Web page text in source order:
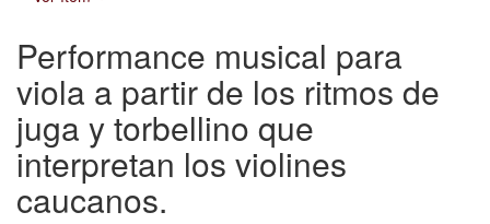
Performance musical para
viola a partir de los ritmos de
juga y torbellino que
interpretan los violines
caucanos.